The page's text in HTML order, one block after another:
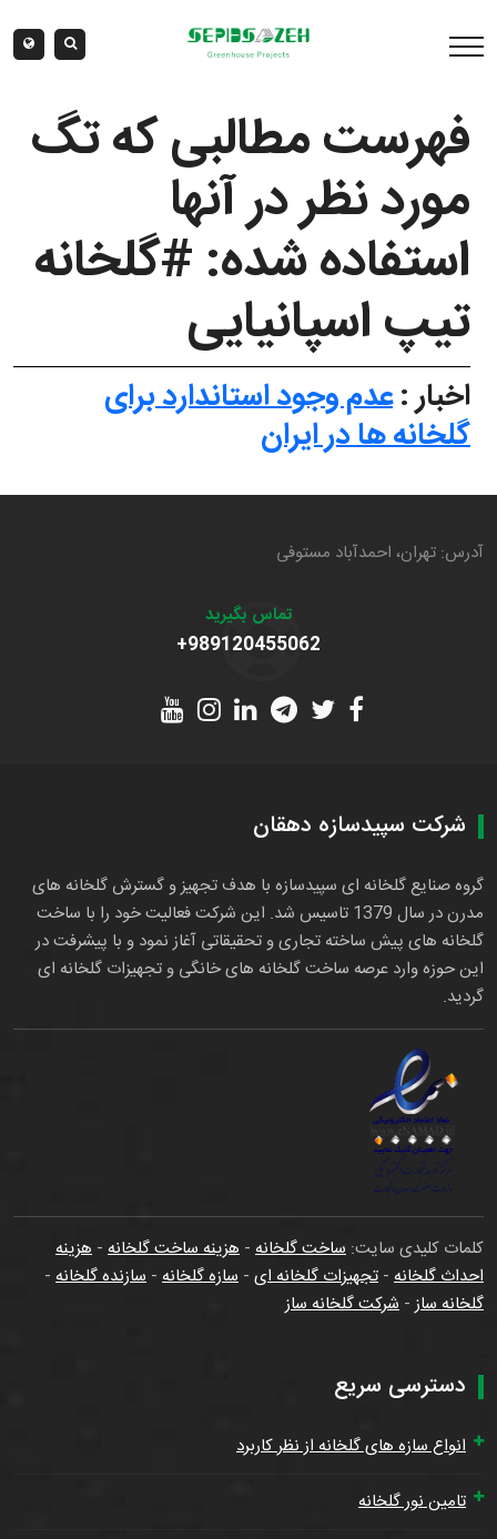
فهرست مطالبی که تگ
مورد نظر در آنها
استفاده شده: #گلخانه
تیپ اسپانیایی
اخبار :عدم وجود استاندارد برای
گلخانه ها در ایران
آدرس: تهران، احمدآباد مستوفی
تماس بگیرید
+989120455062
شرکت سپیدسازه دهقان
گروه صنایع گلخانه ای سپیدسازه با هدف تجهیز و گسترش گلخانه های
مدرن در سال 1379 تاسیس شد. این شرکت فعالیت خود را با ساخت
گلخانه های پیش ساخته تجاری و تحقیقاتی آغاز نمود و با پیشرفت در
این حوزه وارد عرصه ساخت گلخانه های خانگی و تجهیزات گلخانه ای
گردید.
کلمات کلیدی سایت: ساخت گلخانه - هزینه ساخت گلخانه - هزینه
احداث گلخانه - تجهیزات گلخانه ای - سازه گلخانه - سازنده گلخانه -
گلخانه ساز- شرکت گلخانه ساز
دسترسی سریع
انواع سازه های گلخانه از نظر کاربرد
تامین نور گلخانه